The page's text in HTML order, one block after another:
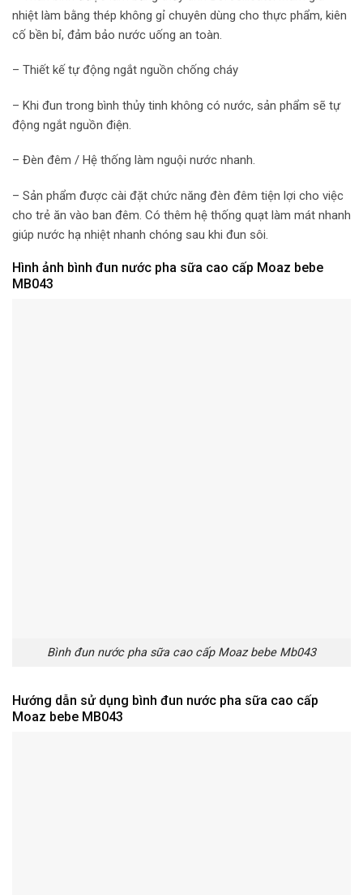
nhiệt làm bằng thép không gỉ chuyên dùng cho thực phẩm, kiên
cố bền bỉ, đảm bảo nước uống an toàn.
– Thiết kế tự động ngắt nguồn chống cháy
– Khi đun trong bình thủy tinh không có nước, sản phẩm sẽ tự
động ngắt nguồn điện.
– Đèn đêm / Hệ thống làm nguội nước nhanh.
– Sản phẩm được cài đặt chức năng đèn đêm tiện lợi cho việc
cho trẻ ăn vào ban đêm. Có thêm hệ thống quạt làm mát nhanh
giúp nước hạ nhiệt nhanh chóng sau khi đun sôi.
Hình ảnh bình đun nước pha sữa cao cấp Moaz bebe
MB043
Bình đun nước pha sữa cao cấp Moaz bebe Mb043
Hướng dẫn sử dụng bình đun nước pha sữa cao cấp
Moaz bebe MB043